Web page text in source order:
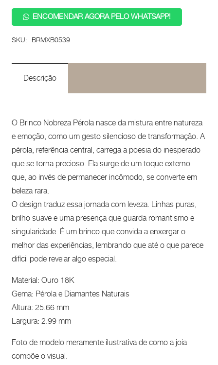
ENCOMENDAR AGORA PELO WHATSAPP!
SKU: BRMXB0539
Descrição
O Brinco Nobreza Pérola nasce da mistura entre natureza
e emoção, como um gesto silencioso de transformação. A
pérola, referência central, carrega a poesia do inesperado
que se torna precioso. Ela surge de um toque externo
que, ao invés de permanecer incômodo, se converte em
beleza rara.
O design traduz essa jornada com leveza. Linhas puras,
brilho suave e uma presença que guarda romantismo e
singularidade. É um brinco que convida a enxergar o
melhor das experiências, lembrando que até o que parece
difícil pode revelar algo especial.
Material: Ouro 18K
Gema: Pérola e Diamantes Naturais
Altura: 25.66 mm
Largura: 2.99 mm
Foto de modelo meramente ilustrativa de como a joia
compõe o visual.